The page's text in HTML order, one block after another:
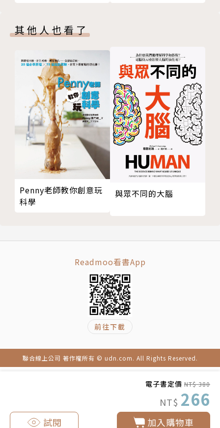
電子書定價 NT$ 380
NT$ 266
加入購物車
試閱
更融入歷史事件與人物
索爾．漢森Thor Hanson
古根漢研究員，Switzer環境基金會研究員，人類生態
系統研究組織（Human Ecosystems Study Grou
p）成員，得獎作家暨生物學家。他的著作《羽的奇
蹟》曾獲約翰．巴勒斯獎章（John Burroughs Meda
l），入圍山繆爾．強森獎（Samuel Johnson Priz
e），亦榮獲2012年AAAS/Subaru SB&F Prize，以
及太平洋西北書商公會圖書獎（Pacific Northwest B
ooksellers Association Award）肯定。首作《無法
穿透的森林》（The Impenetrable Forest: Gorilla
台大外文系學士，輔大翻譯研究所碩士，曾任報社編譯
及大學講師，現為自由譯者，譯作包括《蘇菲的世
死的》、《你就是自己的療癒師》、《森林祕境》（商
周出版）等十餘部，生性好奇，喜歡閱讀、旅遊及所有
其他人也看了
Penny老師教你創意玩
科學
與眾不同的大腦
Readmoo看書App
前往下載
聯合線上公司 著作權所有 © udn.com. All Rights Reserved.